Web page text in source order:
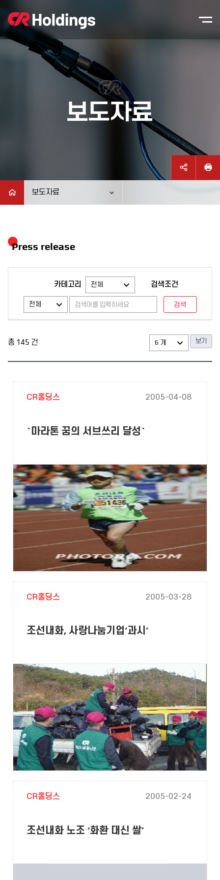
보도자료
보도자료
Press release
카테고리 검색조건
총 145 건
CR홀딩스 2005-04-08
`마라톤 꿈의 서브쓰리 달성`
CR홀딩스 2005-03-28
조선내화, 사랑나눔기업‘과시’
CR홀딩스 2005-02-24
조선내화 노조 ‘화환 대신 쌀’